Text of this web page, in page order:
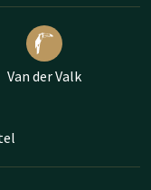
Van der Valk